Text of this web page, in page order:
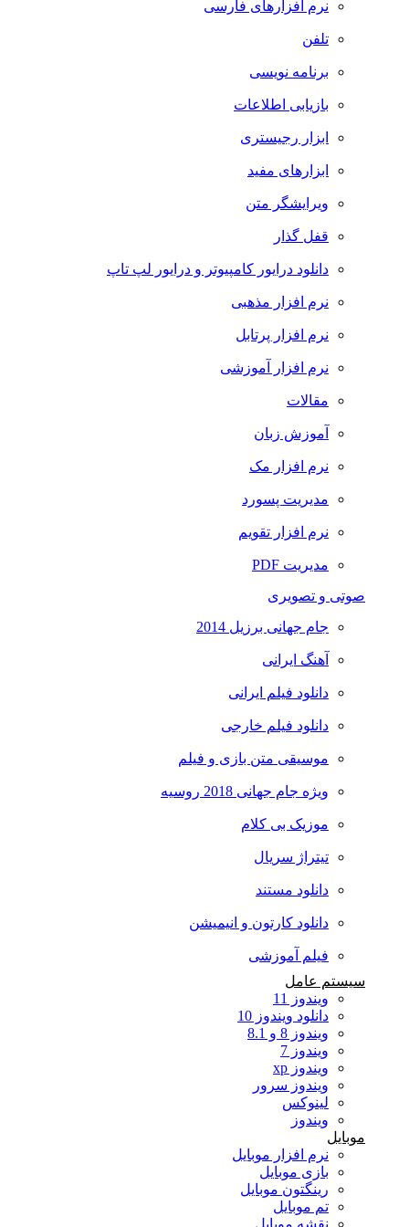
نرم افزارهای فارسی
تلفن
برنامه نویسی
بازیابی اطلاعات
ابزار رجیستری
ابزارهای مفید
ویرایشگر متن
قفل گذار
دانلود درایور کامپیوتر و درایور لپ تاپ
نرم افزار مذهبی
نرم افزار پرتابل
نرم افزار آموزشی
مقالات
آموزش زبان
نرم افزار مک
مدیریت پسورد
نرم افزار تقویم
مدیریت PDF
صوتی و تصویری
جام جهانی برزیل 2014
آهنگ ایرانی
دانلود فیلم ایرانی
دانلود فیلم خارجی
موسیقی متن بازی و فیلم
ویژه جام جهانی 2018 روسیه
موزیک بی کلام
تیتراژ سریال
دانلود مستند
دانلود کارتون و انیمیشن
فیلم آموزشی
سیستم عامل
ویندوز 11
دانلود ویندوز 10
ویندوز 8 و 8.1
ویندوز 7
ویندوز xp
ویندوز سرور
لینوکس
ویندوز
موبایل
نرم افزار موبایل
بازی موبایل
رینگتون موبایل
تم موبایل
نقشه موبایل